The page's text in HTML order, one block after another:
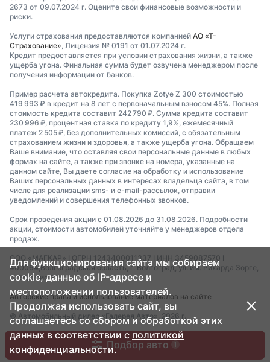
Подбор авто 1
2673 от 09.07.2024 г. Оцените свои финансовые возможности и
риски.
Услуги страхования предоставляются компанией АО «Т-
Страхование», Лицензия № 0191 от 01.07.2024 г.
Кредит предоставляется при условии страхования жизни, а также
ущерба угона. Финальная сумма будет озвучена менеджером после
получения информации от банков.
Пример расчета автокредита. Покупка Zotye Z 300 стоимостью
419 993 ₽ в кредит на 8 лет с первоначальным взносом 45%. Полная
стоимость кредита составит 242 790 ₽. Сумма кредита составит
230 996 ₽, процентная ставка по кредиту 1,9%, ежемесячный
платеж 2 505 ₽, без дополнительных комиссий, с обязательным
страхованием жизни и здоровья, а также ущерба угона. Обращаем
Ваше внимание, что оставляя свои персональные данные в любых
формах на сайте, а также при звонке на номера, указанные на
данном сайте, Вы даете согласие на обработку и использование
Ваших персональных данных в интересах владельца сайта, в том
числе для реализации sms- и e-mail-рассылок, отправки
уведомлений и совершения телефонных звонков.
Срок проведения акции с 01.08.2026 до 31.08.2026. Подробности
акции, стоимости автомобилей уточняйте у менеджеров отдела
продаж.
ООО «МАГКАР» I ОГРН 1243400011337 I ИНН 3459087570 I
400064,Волгоградская область, г. Волгоград, ул. им. Рихарда Зорге,
д. 55, офис 3.
Авторские права и использование материалов на сайте
© Автомобильный дилер «Галерея Авто», 2026 г.
Для функционирования сайта мы собираем
cookie, данные об IP-адресе и
местоположении пользователей.
Продолжая использовать сайт, вы
соглашаетесь со сбором и обработкой этих
данных в соответствии с политикой
конфиденциальности.